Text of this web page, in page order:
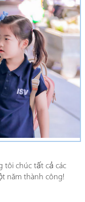
tôi chúc tất cả các
năm thành công!